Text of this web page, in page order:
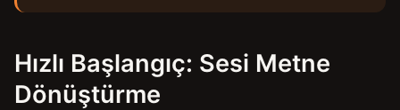
Hızlı Başlangıç: Sesi Metne
Dönüştürme